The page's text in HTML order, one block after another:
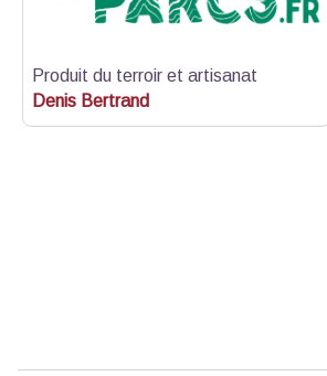
Produit du terroir et artisanat
Denis Bertrand